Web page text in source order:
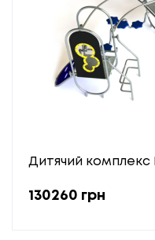
Дитячий комплекс
130260 грн